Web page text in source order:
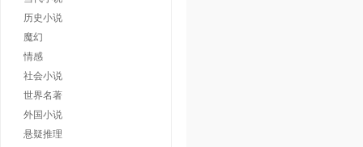
历史小说
魔幻
情感
社会小说
世界名著
外国小说
悬疑推理